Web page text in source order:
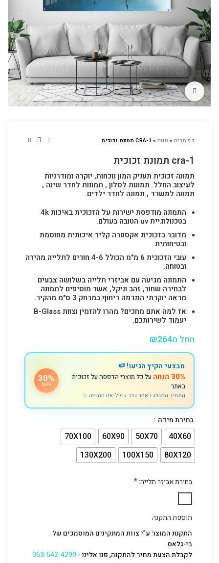
לחץ להגדלה
דף הבית» חנות» CRA-1 תמונת זכוכית
cra-1 תמונת זכוכית
תמונה זכוכית תעניק המון נוכחות, יוקרה ומודרניות
לעיצוב החלל. תמונות לסלון , תמונות לחדר שינה ,
תמונה למשרד , תמונה לחדר ילדים.
התמונה מודפסת ישירות על הזכוכית באיכות 4k
בטכנולוגיית uv הטובה בעולם.
מדובר בזכוכית אקסטרה קליר איכותית מחוסמת
ובטיחותית.
עובי הזכוכית 6 מ"מ הכולל 4-6 חורים לתלייה מהירה
ובטוחה.
התמונה מגיעה עם אביזרי תלייה בשלושה צבעים
לבחירה שחור, זהב וניקל, אשר מוסיפים לתמונה
מראה יוקרתי המדמה ריחוף במרחק 3 ס"מ מהקיר.
אז למה אתם מחכים? מהרו להזמין וצוות B-Glass
יעמוד לשירותכם.
החל מ ₪264
מבצעי הקיץ הגיעו! 🍉
30% הנחה
על כל מוצרי הדפסה על זכוכית
באתר
המחיר המוצג באתר כבר כולל את ההנחה ✨
30%
OFF
בחירת מידה
40X60
50X70
60X90
70X100
80X120
100X150
130X200
בחירת אביזר תלייה:*
תוספת התקנה
התקנת המוצר ע"י צוות המתקינים המוסמכים של
בי-גלאס.
לקבלת הצעת מחיר להתקנה, פנו אלינו -053-542-4299